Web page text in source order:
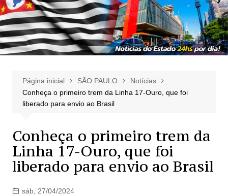
Página inicial SÃO PAULO
Notícias
Conheça o primeiro trem da Linha 17-Ouro, que foi
liberado para envio ao Brasil
Conheça o primeiro trem da
Linha 17-Ouro, que foi
liberado para envio ao Brasil
sáb, 27/04/2024